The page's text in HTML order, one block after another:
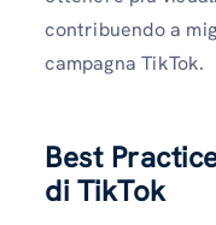
contribuendo a
campagna TikTok.
Best
di TikTok